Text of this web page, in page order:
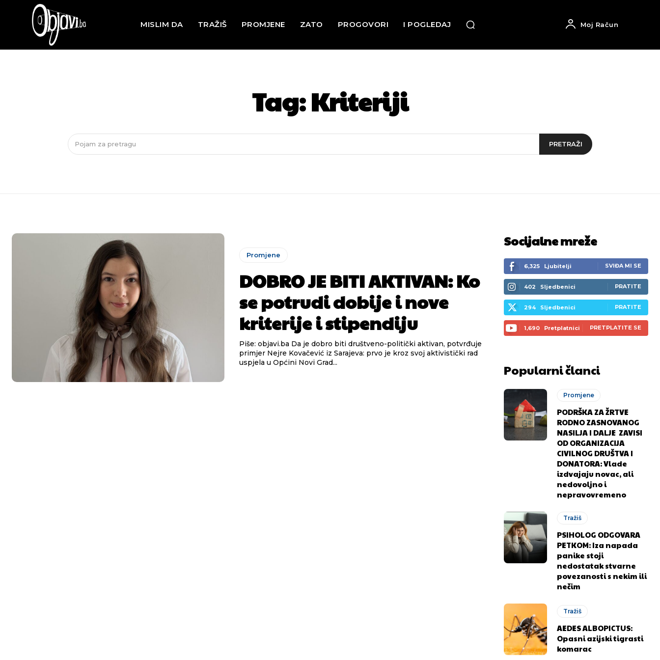
MISLIM DA TRAŽIŠ PROMJENE ZATO PROGOVORI I POGLEDAJ Moj Račun
Tag:Kriteriji
Pojam za pretragu PRETRAŽI
Promjene
DOBRO JE BITI AKTIVAN: Ko
se potrudi dobije i nove
kriterije i stipendiju
Piše: objavi.ba Da je dobro biti društveno-politički aktivan, potvrđuje
primjer Nejre Kovačević iz Sarajeva: prvo je kroz svoj aktivistički rad
uspjela u Općini Novi Grad...
Socijalne mreže
6,325 Ljubitelji SVIĐA MI SE
402 Sljedbenici PRATITE
294 Sljedbenici PRATITE
1,690 Pretplatnici PRETPLATITE SE
Popularni članci
Promjene
PODRŠKA ZA ŽRTVE
RODNO ZASNOVANOG
NASILJA I DALJE ZAVISI
OD ORGANIZACIJA
CIVILNOG DRUŠTVA I
DONATORA: Vlade
izdvajaju novac, ali
nedovoljno i
nepravovremeno
Tražiš
PSIHOLOG ODGOVARA
PETKOM: Iza napada
panike stoji
nedostatak stvarne
povezanosti s nekim ili
nečim
Tražiš
AEDES ALBOPICTUS:
Opasni azijski tigrasti
komarac